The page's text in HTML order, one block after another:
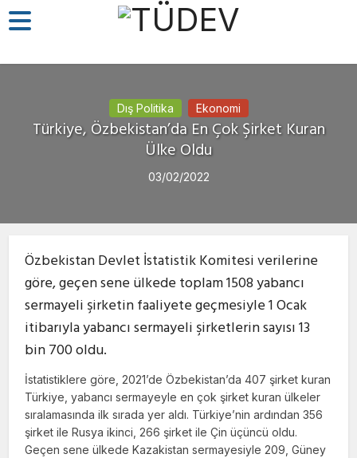
Dış Politika Ekonomi
Türkiye, Özbekistan’da En Çok Şirket Kuran
Ülke Oldu
03/02/2022
Özbekistan Devlet İstatistik Komitesi verilerine
göre, geçen sene ülkede toplam 1508 yabancı
sermayeli şirketin faaliyete geçmesiyle 1 Ocak
itibarıyla yabancı sermayeli şirketlerin sayısı 13
bin 700 oldu.
İstatistiklere göre, 2021’de Özbekistan’da 407 şirket kuran
Türkiye, yabancı sermayeyle en çok şirket kuran ülkeler
sıralamasında ilk sırada yer aldı. Türkiye’nin ardından 356
şirket ile Rusya ikinci, 266 şirket ile Çin üçüncü oldu.
Geçen sene ülkede Kazakistan sermayesiyle 209, Güney